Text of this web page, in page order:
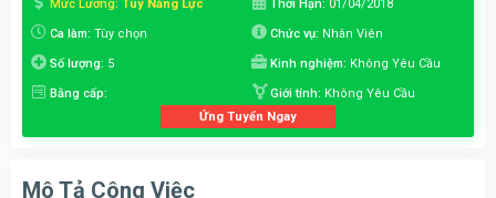
Mức Lương: Tùy Năng Lực Thời Hạn: 01/04/2018
Ca làm: Tùy chọn Chức vụ: Nhân Viên
Số lượng: 5 Kinh nghiệm: Không Yêu Cầu
Bằng cấp: Giới tính: Không Yêu Cầu
Ứng Tuyển Ngay
Mô Tả Công Việc